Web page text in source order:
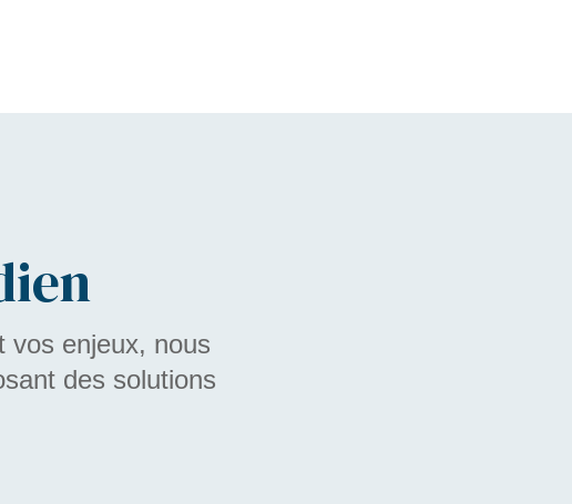
vos enjeux, nous
des solutions